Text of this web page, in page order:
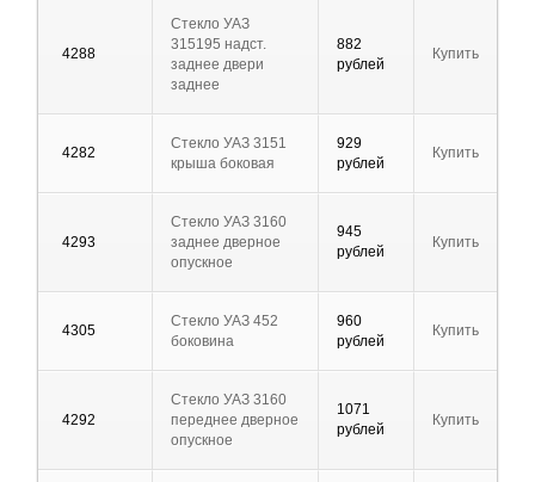
4288
Стекло УАЗ
315195 надст.
заднее двери
заднее
882
рублей
Купить
4282
Стекло УАЗ 3151
крыша боковая
929
рублей
Купить
4293
Стекло УАЗ 3160
заднее дверное
опускное
945
рублей
Купить
4305
Стекло УАЗ 452
боковина
960
рублей
Купить
4292
Стекло УАЗ 3160
переднее дверное
опускное
1071
рублей
Купить